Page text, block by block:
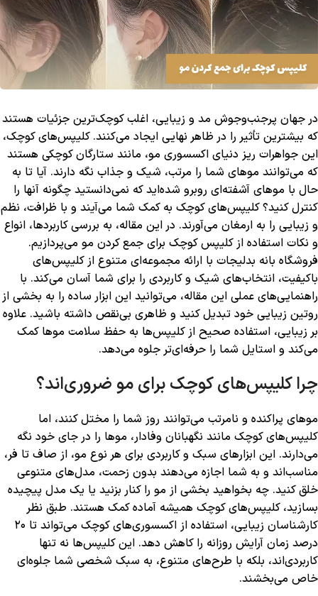
در جهان پرجنب‌وجوش مد و زیبایی، اغلب کوچک‌ترین جزئیات هستند
که بیشترین تأثیر را در ظاهر نهایی ایجاد می‌کنند. کلیپس‌های کوچک،
این جواهرات ریز دنیای اکسسوری مو، مانند ستارگان کوچکی هستند
که می‌توانند موهای شما را مرتب، شیک و جذاب نگه دارند. آیا تا به
حال با موهای آشفته‌ای روبرو شده‌اید که نمی‌دانستید چگونه آنها را
کنترل کنید؟ کلیپس‌های کوچک به کمک شما می‌آیند و با ظرافت، نظم
و زیبایی را به ارمغان می‌آورند. در این مقاله، به بررسی کاربردها، انواع
و نکات استفاده از کلیپس کوچک برای جمع کردن مو می‌پردازیم.
فروشگاه بانه بدلیجات با ارائه مجموعه‌ای متنوع از کلیپس‌های
باکیفیت، انتخاب‌های شیک و کاربردی را برای شما آسان می‌کند. با
راهنمایی‌های عملی این مقاله، می‌توانید این ابزار ساده را به بخشی از
روتین زیبایی خود تبدیل کنید و ظاهری بی‌نقص داشته باشید. علاوه
بر زیبایی، استفاده صحیح از کلیپس‌ها به حفظ سلامت موها کمک
می‌کند و استایل شما را حرفه‌ای‌تر جلوه می‌دهد.
چرا کلیپس‌های کوچک برای مو ضروری‌اند؟
موهای پراکنده و نامرتب می‌توانند روز شما را مختل کنند، اما
کلیپس‌های کوچک مانند نگهبانان وفادار، موها را در جای خود نگه
می‌دارند. این ابزارهای سبک و کاربردی برای هر نوع مو، از صاف تا فر،
مناسب‌اند و به شما اجازه می‌دهند بدون زحمت، مدل‌های متنوعی
خلق کنید. چه بخواهید بخشی از مو را کنار بزنید یا یک مدل پیچیده
بسازید، کلیپس‌های کوچک همیشه آماده کمک هستند. طبق نظر
کارشناسان زیبایی، استفاده از اکسسوری‌های کوچک می‌تواند تا ۲۰
درصد زمان آرایش روزانه را کاهش دهد. این کلیپس‌ها نه تنها
کاربردی‌اند، بلکه با طرح‌های متنوع، به سبک شخصی شما جلوه‌ای
خاص می‌بخشند.